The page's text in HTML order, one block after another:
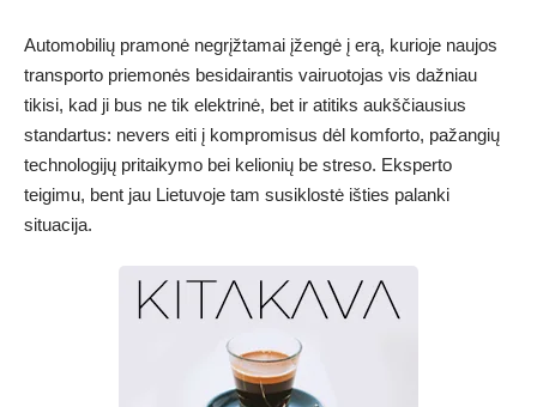
Automobilių pramonė negrįžtamai įžengė į erą, kurioje naujos
transporto priemonės besidairantis vairuotojas vis dažniau
tikisi, kad ji bus ne tik elektrinė, bet ir atitiks aukščiausius
standartus: nevers eiti į kompromisus dėl komforto, pažangių
technologijų pritaikymo bei kelionių be streso. Eksperto
teigimu, bent jau Lietuvoje tam susiklostė išties palanki
situacija.